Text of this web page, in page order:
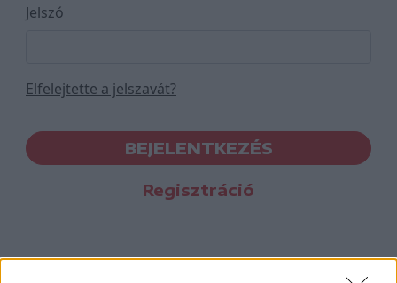
Jelszó
Elfelejtette a jelszavát?
BEJELENTKEZÉS
Regisztráció